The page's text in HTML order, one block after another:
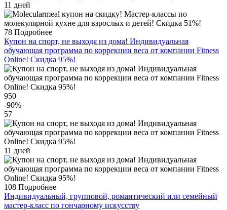
11 дней
78 Подробнее
Купон на спорт, не выходя из дома! Индивидуальная
обучающая программа по коррекции веса от компании Fitness
Online! Скидка 95%!
950
-90%
57
11 дней
108 Подробнее
Индивидуальный, групповой, романтический или семейный
мастер-класс по гончарному искусству